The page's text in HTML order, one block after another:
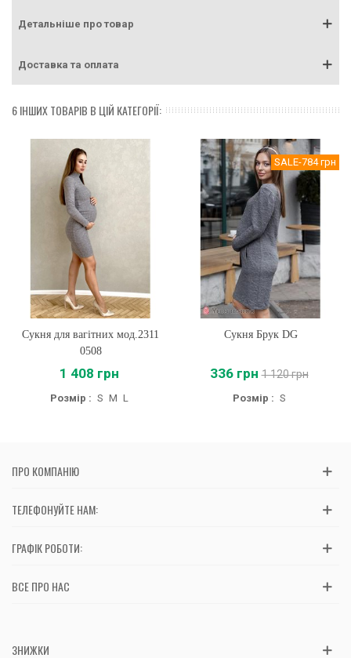
Детальніше про товар
Доставка та оплата
6 ІНШИХ ТОВАРІВ В ЦІЙ КАТЕГОРІЇ:
Сукня для вагітних мод.2311
0508
1 408 грн
Розмір : S M L
SALE-784 грн
Сукня Брук DG
336 грн 1 120 грн
Розмір : S
ПРО КОМПАНІЮ
ТЕЛЕФОНУЙТЕ НАМ:
ГРАФІК РОБОТИ:
ВСЕ ПРО НАС
ЗНИЖКИ